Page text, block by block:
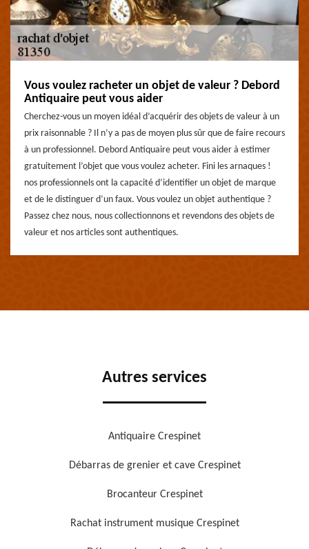
Vous voulez racheter un objet de valeur ? Debord
Antiquaire peut vous aider
Cherchez-vous un moyen idéal d’acquérir des objets de valeur à un
prix raisonnable ? Il n’y a pas de moyen plus sûr que de faire recours
à un professionnel. Debord Antiquaire peut vous aider à estimer
gratuitement l’objet que vous voulez acheter. Fini les arnaques !
nos professionnels ont la capacité d’identifier un objet de marque
et de le distinguer d’un faux. Vous voulez un objet authentique ?
Passez chez nous, nous collectionnons et revendons des objets de
valeur et nos articles sont authentiques.
Autres services
Antiquaire Crespinet
Débarras de grenier et cave Crespinet
Brocanteur Crespinet
Rachat instrument musique Crespinet